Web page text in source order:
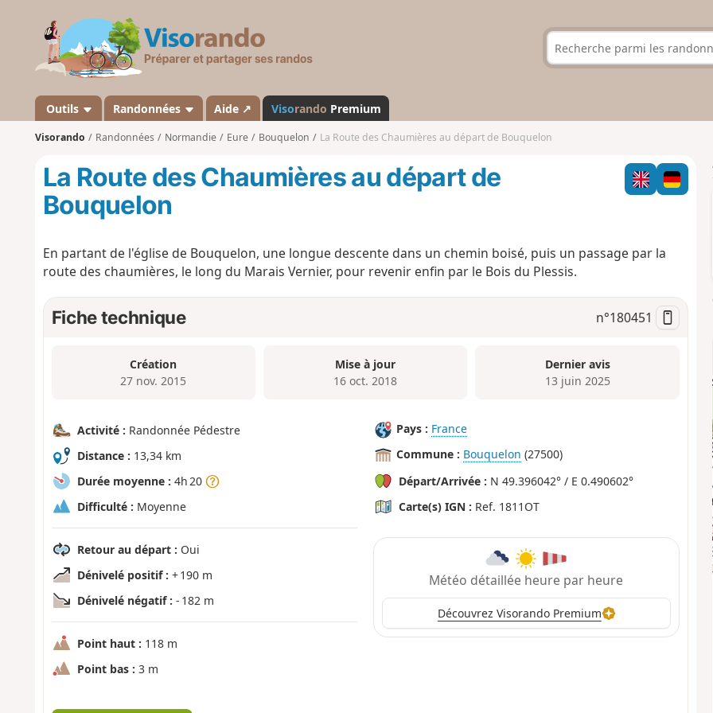
s
a
n
d
Outils Randonnées Aide ↗ Visorando Premium
Visorando Randonnées Normandie Eure Bouquelon La Route des Chaumières au départ de Bouquelon
La Route des Chaumières au départ de
Bouquelon
En partant de l'église de Bouquelon, une longue descente dans un chemin boisé, puis un passage par la
route des chaumières, le long du Marais Vernier, pour revenir enfin par le Bois du Plessis.
Fiche technique n°180451
Création
27 nov. 2015
Mise à jour
16 oct. 2018
Dernier avis
13 juin 2025
Activité : Randonnée Pédestre
Distance : 13,34 km
Durée moyenne : 4h 20
Difficulté : Moyenne
Retour au départ : Oui
Dénivelé positif : + 190 m
Dénivelé négatif : - 182 m
Point haut : 118 m
Point bas : 3 m
Pays : France
Commune : Bouquelon (27500)
Départ/Arrivée : N 49.396042° / E 0.490602°
Carte(s) IGN : Ref. 1811OT
Météo détaillée heure par heure
Découvrez Visorando Premium